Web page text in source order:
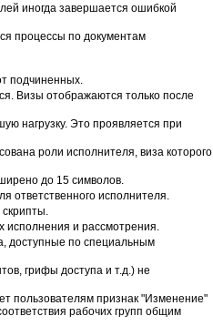
иногда завершается ошибкой
процессы по документам
подчиненных.
Визы отображаются только после
нагрузку. Это проявляется при
роли исполнителя, виза которого
до 15 символов.
ответственного исполнителя.
исполнения и рассмотрения.
доступные по специальным
грифы доступа и т.д.) не
пользователям признак "Изменение"
рабочих групп общим